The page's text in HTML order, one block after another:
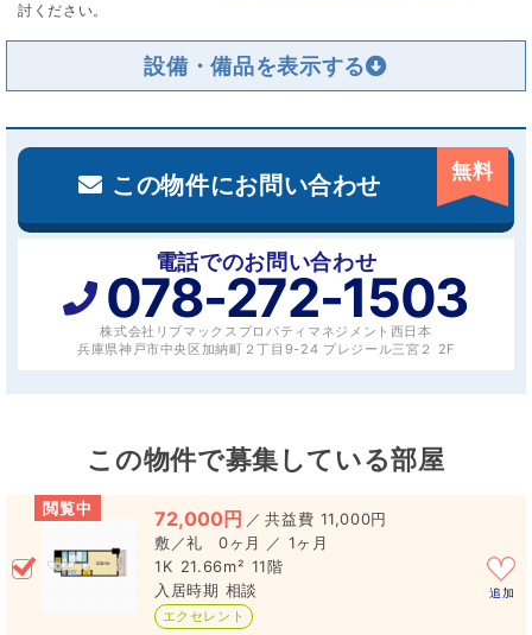
討ください。
設備・備品を
この物件にお問い合わせ 無料
電話でのお問い合わせ
078-272-1503
株式会社リブマックスプロパティマネジメント西日本
兵庫県神戸市中央区加納町２丁目9-24 プレジール三宮２ 2F
この物件で募集している部屋
72,000円 ／
11,000円
0ヶ月 ／ 1ヶ月
1K 21.66m² 11階
相談
エクセレント
閲覧中
追加